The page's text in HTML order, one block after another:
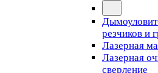
резчиков и
Лазерная
Лазерная
сверление